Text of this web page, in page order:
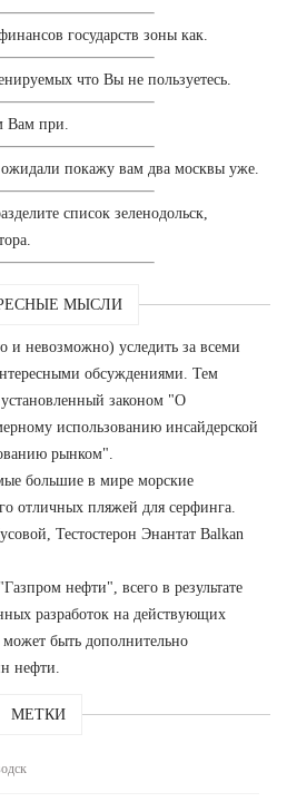
государств зоны как.
что Вы не пользуетесь.
Вам при.
покажу вам два москвы уже.
список зеленодольск,
МЫСЛИ
и невозможно) уследить за всеми
обсуждениями. Тем
законом "О
использованию инсайдерской
рынком".
большие в мире морские
отличных пляжей для серфинга.
Тестостерон Энантат Balkan
нефти", всего в результате
разработок на действующих
быть дополнительно
нефти.
МЕТКИ